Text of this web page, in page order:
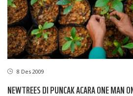
8 Des 2009
NEWTREES DI PUNCAK ACARA ONE MAN